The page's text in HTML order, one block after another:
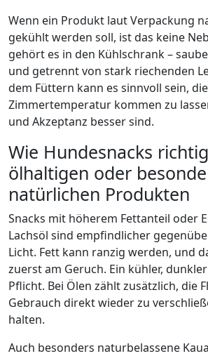
Wenn ein Produkt laut Verpackung
gekühlt werden soll, ist das keine
gehört es in den Kühlschrank –
und getrennt von stark riechenden
dem Füttern kann es sinnvoll sein,
Zimmertemperatur kommen zu
und Akzeptanz besser sind.
Wie Hundesnacks
ölhaltigen oder
natürlichen Produkten
Snacks mit höherem Fettanteil oder
Lachsöl sind empfindlicher
Licht. Fett kann ranzig werden, und
zuerst am Geruch. Ein kühler,
Pflicht. Bei Ölen zählt zusätzlich, die
Gebrauch direkt wieder zu
halten.
Auch besonders naturbelassene